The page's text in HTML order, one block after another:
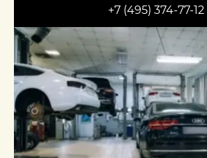
+7 (495) 374-77-12